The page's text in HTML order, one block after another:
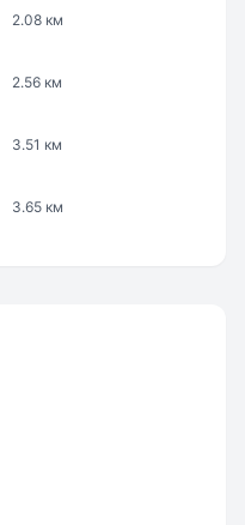
2.08 км
2.56 км
3.51 км
3.65 км